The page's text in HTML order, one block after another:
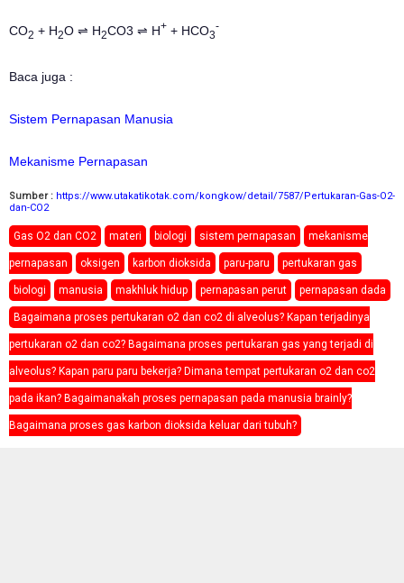
CO2 + H2O ⇌ H2CO3 ⇌ H+ + HCO3
-
Baca juga :
Sistem Pernapasan Manusia
Mekanisme Pernapasan
Sumber : https://www.utakatikotak.com/kongkow/detail/7587/Pertukaran-Gas-O2-
dan-CO2
Gas O2 dan CO2 materi biologi sistem pernapasan mekanisme
pernapasan oksigen karbon dioksida paru-paru pertukaran gas
biologi manusia makhluk hidup pernapasan perut pernapasan dada
Bagaimana proses pertukaran o2 dan co2 di alveolus? Kapan terjadinya
pertukaran o2 dan co2? Bagaimana proses pertukaran gas yang terjadi di
alveolus? Kapan paru paru bekerja? Dimana tempat pertukaran o2 dan co2
pada ikan? Bagaimanakah proses pernapasan pada manusia brainly?
Bagaimana proses gas karbon dioksida keluar dari tubuh?